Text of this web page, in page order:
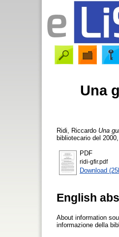
Una
Ridi, Riccardo Una
bibliotecario del
PDF
ridi-gfir.pdf
Download
English
About information
informazione della